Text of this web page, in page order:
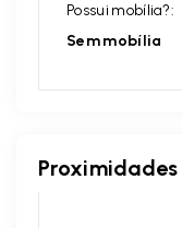
Possui mobília?:
Sem mobília
Proximidades